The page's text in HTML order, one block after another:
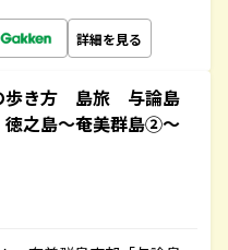
詳細を見る
歩き方 島旅 与論島
之島～奄美群島②～